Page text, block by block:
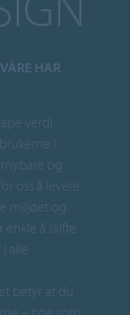
HAR
verdi
i
og
oss å levere
miljøet og
enkle å skifte
alle
betyr at du